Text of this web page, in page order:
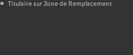
Titulaire sur Zone de Remplacement